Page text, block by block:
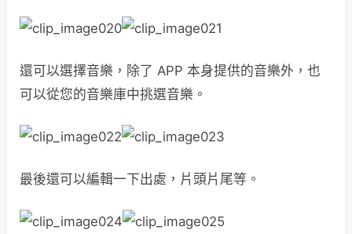
還可以選擇音樂，除了 APP 本身提供的音樂外，也
可以從您的音樂庫中挑選音樂。
最後還可以編輯一下出處，片頭片尾等。